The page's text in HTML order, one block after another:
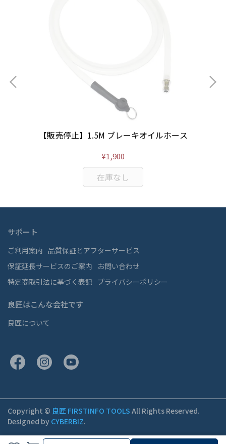
【販売停止】1.5M ブレーキオイルホース
¥1,900
在庫なし
サポート
ご利用案内 品質保証とアフターサービス
保証延長サービスのご案内
お問い合わせ
特定商取引法に基づく表記 プライバシーポリシー
良匠はこんな会社です
良匠について
Copyright © 良匠 FIRSTINFO TOOLS All Rights Reserved.
Designed by CYBERBIZ.